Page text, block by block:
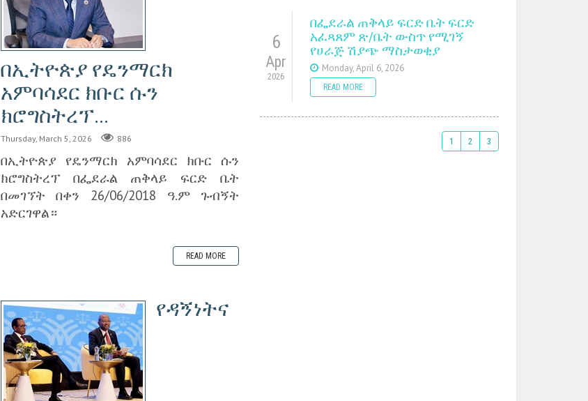
በኢትዮጵያ የዴንማርክ
አምባሳደር ክቡር ሱን
ክሮግስትረፕ...
Thursday, March 5, 2026 886
በኢትዮጵያ የዴንማርክ አምባሳደር ክቡር ሱን
ክሮግስትረፕ በፌደራል ጠቅላይ ፍርድ ቤት
በመገኘት በቀን 26/06/2018 ዓ.ም ጉብኝት
አድርገዋል።
READ MORE
የዳኝነትና
6
Apr
2026
በፌደራል ጠቅላይ ፍርድ ቤት ፍርድ
አፈጻጸም ጽ/ቤት ውስጥ የሚገኝ
የሀራጅ ሽያጭ ማስታወቂያ
Monday, April 6, 2026
READ MORE
1 2 3